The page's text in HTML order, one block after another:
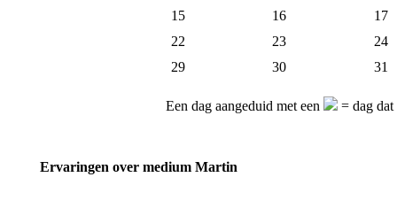
15
16
17
22
23
24
29
30 31
Een dag aangeduid met een = dag
Ervaringen over medium Martin